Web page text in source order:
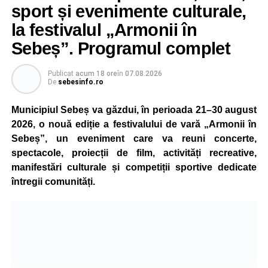
Atât conducătorul auto, cât și biciclistul au fost testați cu
aparatul etilotest, rezultatele fiind negative.
Polițiștii au deschis un dosar penal și continuă cercetările
pentru vătămare corporală din culpă, urmând să
stabilească toate împrejurările în care s-a produs
accidentul.
Adaugă-ne ca sursă preferată
sport și evenimente culturale,
la festivalul „Armonii în
Sebeș”. Programul complet
Publicat acum 18 oreîn 07.08.2026
De sebesinfo.ro
Municipiul Sebeș va găzdui, în perioada 21–30 august
2026, o nouă ediție a festivalului de vară „Armonii în
Sebeș”, un eveniment care va reuni concerte,
spectacole, proiecții de film, activități recreative,
manifestări culturale și competiții sportive dedicate
întregii comunități.